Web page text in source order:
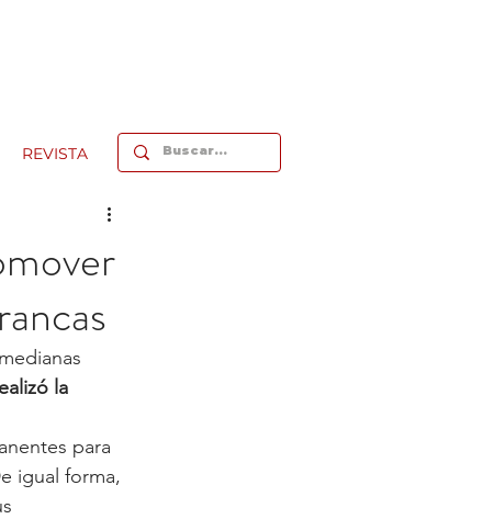
REVISTA
la
para
igual forma,